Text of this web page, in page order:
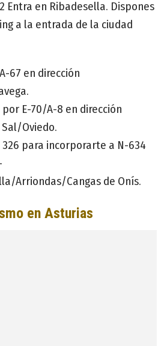
Entra en Ribadesella. Dispones
a la entrada de la ciudad
67 en dirección
E-70/A-8 en dirección
Oviedo.
para incorporarte a N-634
Arriondas/Cangas de Onís.